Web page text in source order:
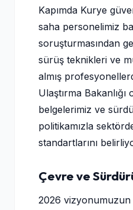
Kapımda Kurye
saha personelimiz
soruşturmasından
sürüş teknikleri ve
almış
Ulaştırma Bakanlığı
belgelerimiz ve
politikamızla
standartlarını
Çevre ve
2026 vizyonumuzun